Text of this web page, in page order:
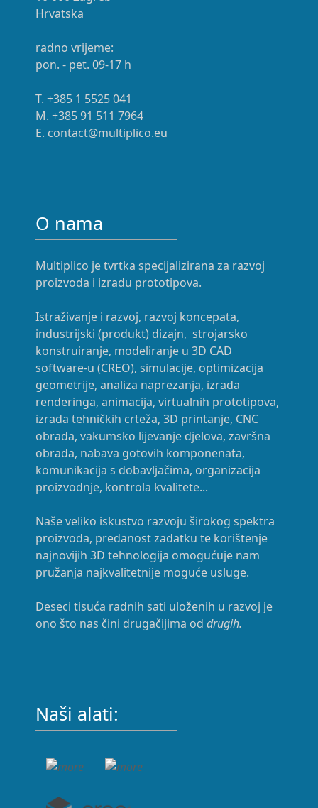
Hrvatska
radno vrijeme:
pon. - pet. 09-17 h
T. +385 1 5525 041
M. +385 91 511 7964
E. contact@multiplico.eu
O nama
Multiplico je tvrtka specijalizirana za razvoj
proizvoda i izradu prototipova.
Istraživanje i razvoj, razvoj koncepata,
industrijski (produkt) dizajn, strojarsko
konstruiranje, modeliranje u 3D CAD
software-u (CREO), simulacije, optimizacija
geometrije, analiza naprezanja, izrada
renderinga, animacija, virtualnih prototipova,
izrada tehničkih crteža, 3D printanje, CNC
obrada, vakumsko lijevanje djelova, završna
obrada, nabava gotovih komponenata,
komunikacija s dobavljačima, organizacija
proizvodnje, kontrola kvalitete...
Naše veliko iskustvo razvoju širokog spektra
proizvoda, predanost zadatku te korištenje
najnovijih 3D tehnologija omogućuje nam
pružanja najkvalitetnije moguće usluge.
Deseci tisuća radnih sati uloženih u razvoj je
ono što nas čini drugačijima od drugih.
Naši alati: